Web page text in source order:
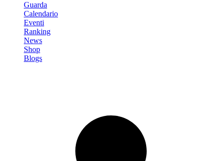
Guarda
Calendario
Eventi
Ranking
News
Shop
Blogs